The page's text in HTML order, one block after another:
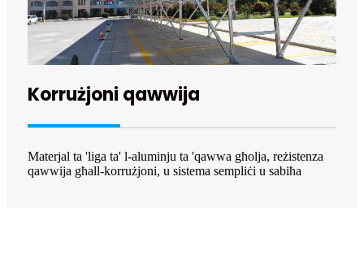
Korrużjoni qawwija
Materjal ta 'liga ta' l-aluminju ta 'qawwa għolja, reżistenza
qawwija għall-korrużjoni, u sistema sempliċi u sabiħa